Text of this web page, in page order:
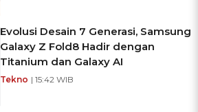
Evolusi Desain 7 Generasi, Samsung
Galaxy Z Fold8 Hadir dengan
Titanium dan Galaxy AI
Tekno | 15:42 WIB